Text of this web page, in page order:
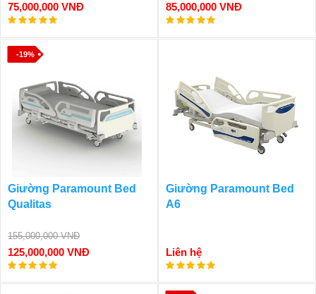
75,000,000 VNĐ 85,000,000 VNĐ
-19%
Giường Paramount Bed
Qualitas
155,000,000 VNĐ
125,000,000 VNĐ
Giường Paramount Bed
A6
Liên hệ